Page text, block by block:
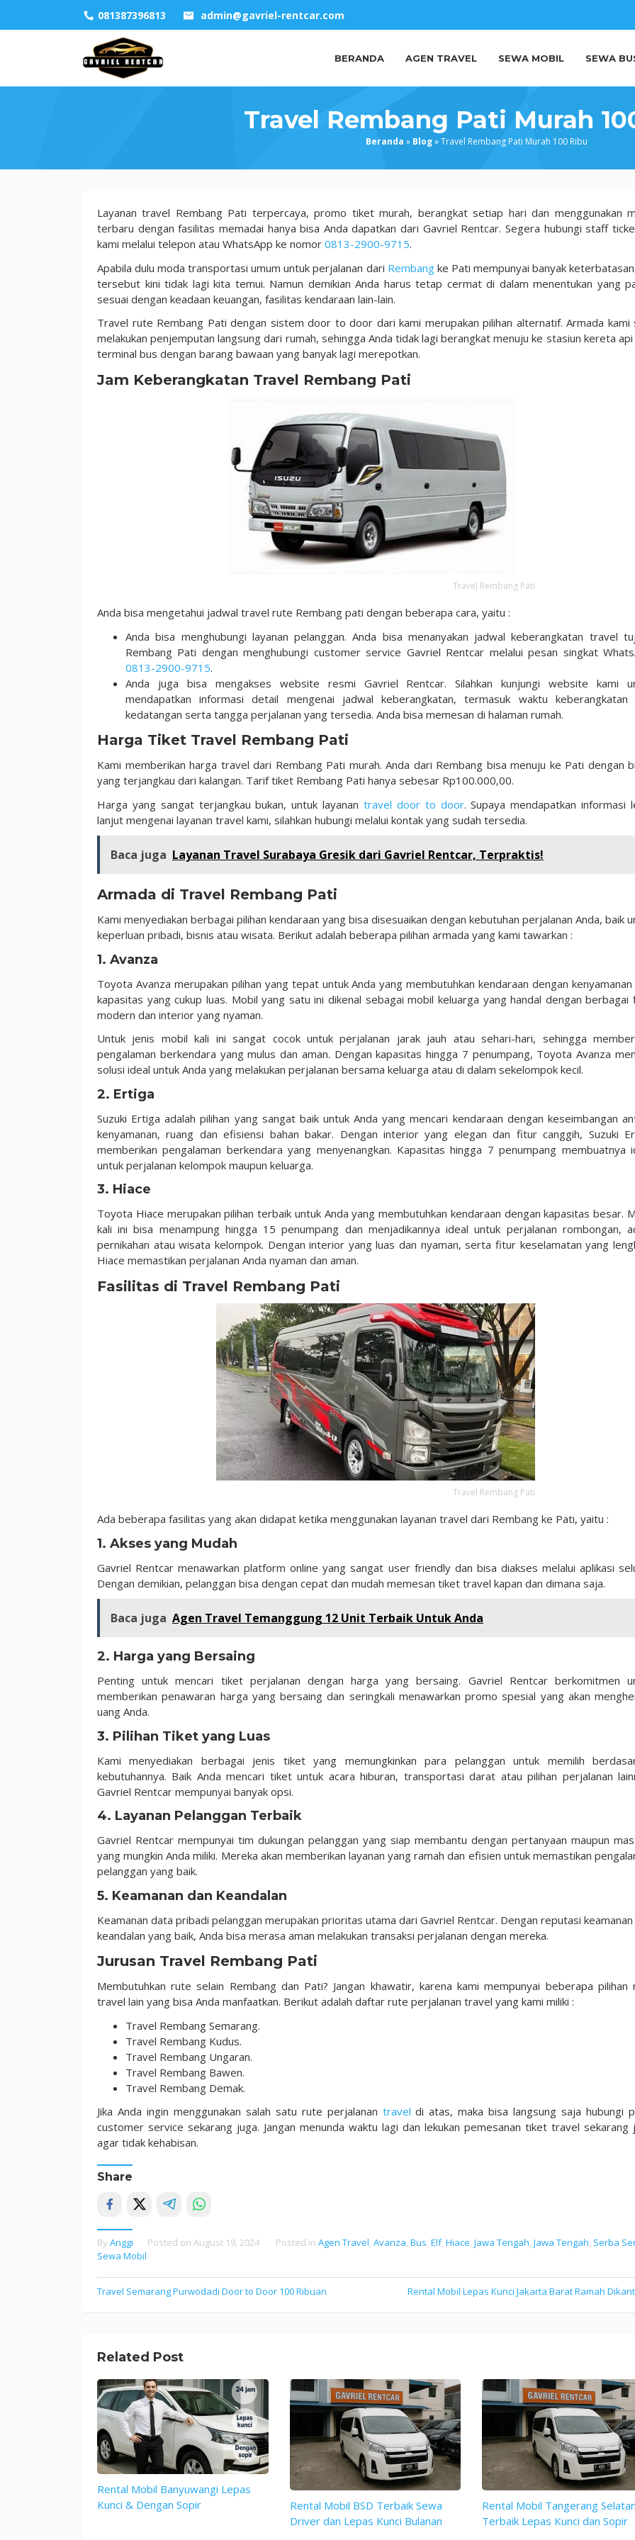
081387396813 admin@gavriel-rentcar.com
BERANDA AGEN TRAVEL SEWA MOBIL SEWA
Travel Rembang Pati Murah
Beranda » Blog»Travel Rembang Pati Murah 100 Ribu
Travel
Rembang
Pati Murah
Ribu
Layanan travel Rembang Pati terpercaya, promo tiket murah, berangkat setiap hari dan menggunakan
terbaru dengan fasilitas memadai hanya bisa Anda dapatkan dari Gavriel Rentcar. Segera hubungi staff
kami melalui telepon atau WhatsApp ke nomor 0813-2900-9715.
Apabila dulu moda transportasi umum untuk perjalanan dari Rembangke Pati mempunyai banyak
tersebut kini tidak lagi kita temui. Namun demikian Anda harus tetap cermat di dalam menentukan yang
sesuai dengan keadaan keuangan, fasilitas kendaraan lain-lain.
Travel rute Rembang Pati dengan sistem door to door dari kami merupakan pilihan alternatif. Armada kami
melakukan penjemputan langsung dari rumah, sehingga Anda tidak lagi berangkat menuju ke stasiun kereta
terminal bus dengan barang bawaan yang banyak lagi merepotkan.
Jam Keberangkatan Travel Rembang Pati
Travel Rembang Pati
Anda bisa mengetahui jadwal travel rute Rembang pati dengan beberapa cara, yaitu :
Anda bisa menghubungi layanan pelanggan. Anda bisa menanyakan jadwal keberangkatan travel
Rembang Pati dengan menghubungi customer service Gavriel Rentcar melalui pesan singkat
0813-2900-9715.
Anda juga bisa mengakses website resmi Gavriel Rentcar. Silahkan kunjungi website kami
mendapatkan informasi detail mengenai jadwal keberangkatan, termasuk waktu keberangkatan
kedatangan serta tangga perjalanan yang tersedia. Anda bisa memesan di halaman rumah.
Harga Tiket Travel Rembang Pati
Kami memberikan harga travel dari Rembang Pati murah. Anda dari Rembang bisa menuju ke Pati dengan
yang terjangkau dari kalangan. Tarif tiket Rembang Pati hanya sebesar Rp100.000,00.
Harga yang sangat terjangkau bukan, untuk layanan travel door to door. Supaya mendapatkan informasi
lanjut mengenai layanan travel kami, silahkan hubungi melalui kontak yang sudah tersedia.
Baca juga Layanan Travel Surabaya Gresik dari Gavriel Rentcar, Terpraktis!
Armada di Travel Rembang Pati
Kami menyediakan berbagai pilihan kendaraan yang bisa disesuaikan dengan kebutuhan perjalanan Anda, baik
keperluan pribadi, bisnis atau wisata. Berikut adalah beberapa pilihan armada yang kami tawarkan :
1. Avanza
Toyota Avanza merupakan pilihan yang tepat untuk Anda yang membutuhkan kendaraan dengan kenyamanan
kapasitas yang cukup luas. Mobil yang satu ini dikenal sebagai mobil keluarga yang handal dengan berbagai
modern dan interior yang nyaman.
Untuk jenis mobil kali ini sangat cocok untuk perjalanan jarak jauh atau sehari-hari, sehingga
pengalaman berkendara yang mulus dan aman. Dengan kapasitas hingga 7 penumpang, Toyota Avanza
solusi ideal untuk Anda yang melakukan perjalanan bersama keluarga atau di dalam sekelompok kecil.
2. Ertiga
Suzuki Ertiga adalah pilihan yang sangat baik untuk Anda yang mencari kendaraan dengan keseimbangan
kenyamanan, ruang dan efisiensi bahan bakar. Dengan interior yang elegan dan fitur canggih, Suzuki
memberikan pengalaman berkendara yang menyenangkan. Kapasitas hingga 7 penumpang membuatnya
untuk perjalanan kelompok maupun keluarga.
3. Hiace
Toyota Hiace merupakan pilihan terbaik untuk Anda yang membutuhkan kendaraan dengan kapasitas besar.
kali ini bisa menampung hingga 15 penumpang dan menjadikannya ideal untuk perjalanan rombongan,
pernikahan atau wisata kelompok. Dengan interior yang luas dan nyaman, serta fitur keselamatan yang
Hiace memastikan perjalanan Anda nyaman dan aman.
Fasilitas di Travel Rembang Pati
Travel Rembang Pati
Ada beberapa fasilitas yang akan didapat ketika menggunakan layanan travel dari Rembang ke Pati, yaitu :
1. Akses yang Mudah
Gavriel Rentcar menawarkan platform online yang sangat user friendly dan bisa diakses melalui aplikasi
Dengan demikian, pelanggan bisa dengan cepat dan mudah memesan tiket travel kapan dan dimana saja.
Baca juga Agen Travel Temanggung 12 Unit Terbaik Untuk Anda
2. Harga yang Bersaing
Penting untuk mencari tiket perjalanan dengan harga yang bersaing. Gavriel Rentcar berkomitmen
memberikan penawaran harga yang bersaing dan seringkali menawarkan promo spesial yang akan
uang Anda.
3. Pilihan Tiket yang Luas
Kami menyediakan berbagai jenis tiket yang memungkinkan para pelanggan untuk memilih
kebutuhannya. Baik Anda mencari tiket untuk acara hiburan, transportasi darat atau pilihan perjalanan
Gavriel Rentcar mempunyai banyak opsi.
4. Layanan Pelanggan Terbaik
Gavriel Rentcar mempunyai tim dukungan pelanggan yang siap membantu dengan pertanyaan maupun
yang mungkin Anda miliki. Mereka akan memberikan layanan yang ramah dan efisien untuk memastikan
pelanggan yang baik.
5. Keamanan dan Keandalan
Keamanan data pribadi pelanggan merupakan prioritas utama dari Gavriel Rentcar. Dengan reputasi
keandalan yang baik, Anda bisa merasa aman melakukan transaksi perjalanan dengan mereka.
Jurusan Travel Rembang Pati
Membutuhkan rute selain Rembang dan Pati? Jangan khawatir, karena kami mempunyai beberapa pilihan
travel lain yang bisa Anda manfaatkan. Berikut adalah daftar rute perjalanan travel yang kami miliki :
Travel Rembang Semarang.
Travel Rembang Kudus.
Travel Rembang Ungaran.
Travel Rembang Bawen.
Travel Rembang Demak.
Jika Anda ingin menggunakan salah satu rute perjalanan travel di atas, maka bisa langsung saja hubungi
customer service sekarang juga. Jangan menunda waktu lagi dan lekukan pemesanan tiket travel sekarang
agar tidak kehabisan.
Share
By Anggi Posted on August 19, 2024 Posted in Agen Travel, Avanza, Bus, Elf, Hiace, Jawa Tengah, Jawa Tengah, Serba
Sewa Mobil
Post
navigation
Travel Semarang Purwodadi Door to Door 100 Ribuan Rental Mobil Lepas Kunci Jakarta Barat Ramah
Related Post
Rental Mobil Banyuwangi Lepas
Kunci & Dengan Sopir
Rental Mobil BSD Terbaik Sewa
Driver dan Lepas Kunci Bulanan
Rental Mobil Tangerang
Terbaik Lepas Kunci dan Sopir